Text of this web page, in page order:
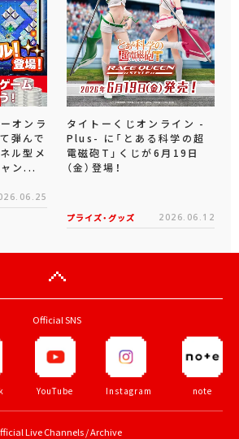
オンラ
弾んで
ル型メ
ン...
タイトーくじオンライン -
Plus- に「とある科学の超
電磁砲T」くじが6月19日
（金）登場！
プライズ・グッズ 2026.06.12
Official SNS
YouTube Instagram note
Live Channels / Archive